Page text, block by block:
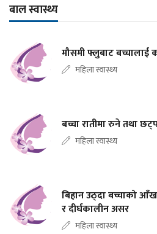
बाल स्वास्थ्य
मौसमी फ्लुबाट बच्चालाई
महिला स्वास्थ्य
बच्चा रातीमा रुने तथा
महिला स्वास्थ्य
बिहान उठ्दा बच्चाको
र दीर्घकालीन असर
महिला स्वास्थ्य